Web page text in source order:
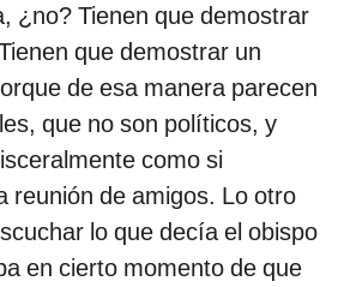
¿no? Tienen que demostrar
que demostrar un
de esa manera parecen
que no son políticos, y
como si
reunión de amigos. Lo otro
lo que decía el obispo
en cierto momento de que